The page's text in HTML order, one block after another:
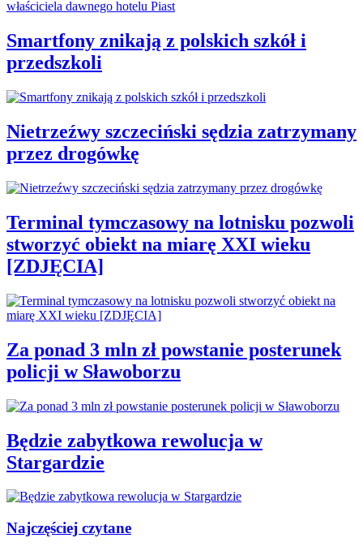
Smartfony znikają z polskich szkół i
przedszkoli
Nietrzeźwy szczeciński sędzia zatrzymany
przez drogówkę
Terminal tymczasowy na lotnisku pozwoli
stworzyć obiekt na miarę XXI wieku
[ZDJĘCIA]
Za ponad 3 mln zł powstanie posterunek
policji w Sławoborzu
Będzie zabytkowa rewolucja w
Stargardzie
Najczęściej czytane